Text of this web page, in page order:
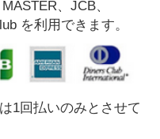
、JCB、
を利用できます。
1回払いのみとさせて